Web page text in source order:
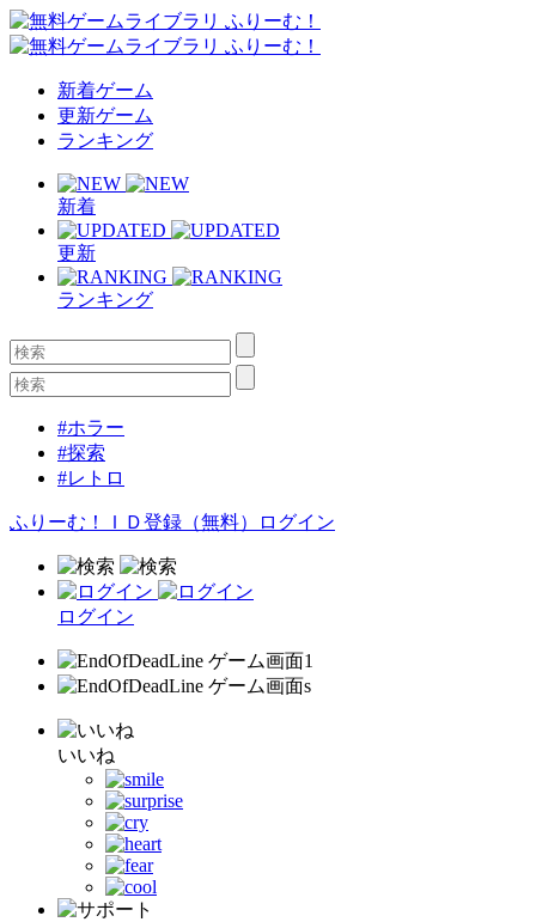
新着ゲーム
更新ゲーム
ランキング
新着
更新
ランキング
#ホラー
#探索
#レトロ
ふりーむ！ＩＤ登録（無料） ログイン
ログイン
いいね